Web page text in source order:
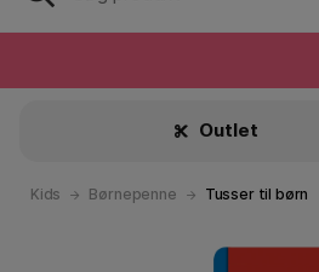
Outlet
Kids Børnepenne Tusser til børn